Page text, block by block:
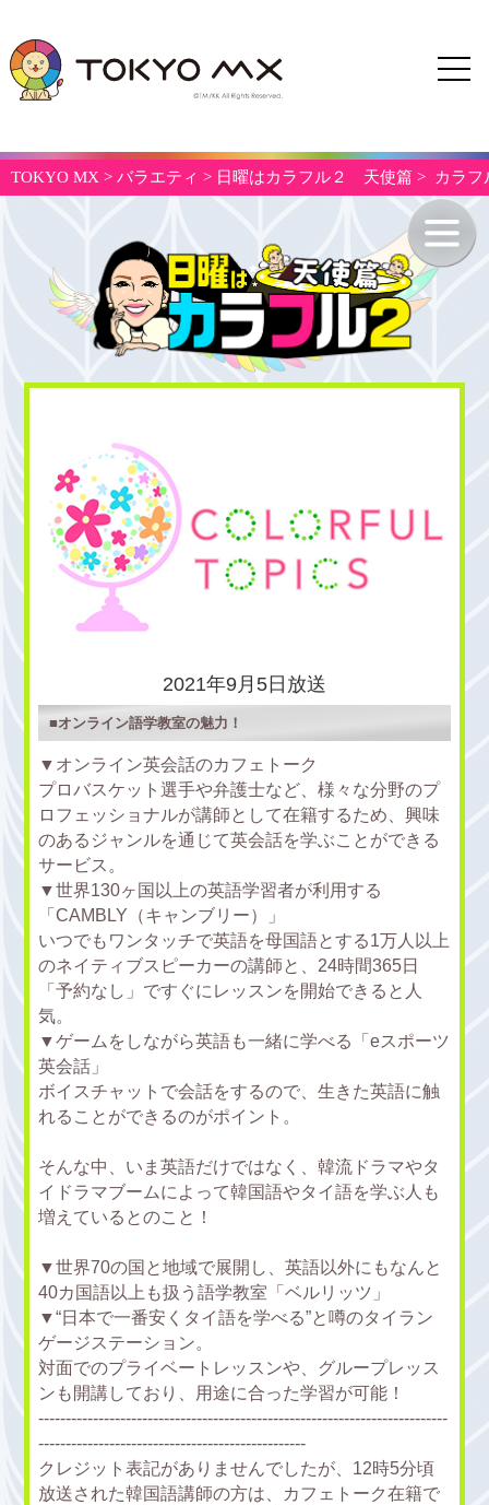
TOKYO MX > バラエティ > 日曜はカラフル２ 天使篇 > カラフ
2021年9月5日放送
■オンライン語学教室の魅力！
▼オンライン英会話のカフェトーク
プロバスケット選手や弁護士など、様々な分野のプ
ロフェッショナルが講師として在籍するため、興味
のあるジャンルを通じて英会話を学ぶことができる
サービス。
▼世界130ヶ国以上の英語学習者が利用する
「CAMBLY（キャンブリー）」
いつでもワンタッチで英語を母国語とする1万人以上
のネイティブスピーカーの講師と、24時間365日
「予約なし」ですぐにレッスンを開始できると人
気。
▼ゲームをしながら英語も一緒に学べる「eスポーツ
英会話」
ボイスチャットで会話をするので、生きた英語に触
れることができるのがポイント。
そんな中、いま英語だけではなく、韓流ドラマやタ
イドラマブームによって韓国語やタイ語を学ぶ人も
増えているとのこと！
▼世界70の国と地域で展開し、英語以外にもなんと
40カ国語以上も扱う語学教室「ベルリッツ」
▼“日本で一番安くタイ語を学べる”と噂のタイラン
ゲージステーション。
対面でのプライベートレッスンや、グループレッス
ンも開講しており、用途に合った学習が可能！
---------------------------------------------------------------------------
-------------------------------------------------
クレジット表記がありませんでしたが、12時5分頃
放送された韓国語講師の方は、カフェトーク在籍で